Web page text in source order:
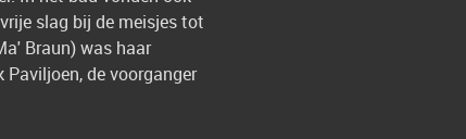
slag bij de meisjes tot
Braun) was haar
de voorganger